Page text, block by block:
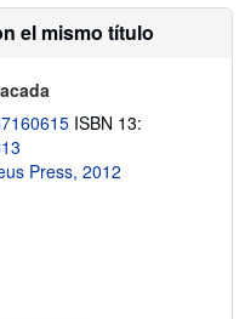
n
e
a
s
el mismo título
ISBN 13:
Press, 2012